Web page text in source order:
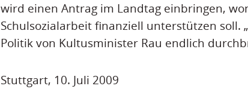
wird einen Antrag im Landtag einbringen,
Schulsozialarbeit finanziell unterstützen soll.
Politik von Kultusminister Rau endlich
Stuttgart, 10. Juli 2009